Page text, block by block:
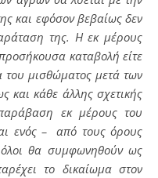
και εφόσον βεβαίως δεν
της. Η εκ μέρους
καταβολή είτε
του μισθώματος μετά των
και κάθε άλλης σχετικής
εκ μέρους του
ενός – από τους όρους
θα συμφωνηθούν ως
το δικαίωμα στον